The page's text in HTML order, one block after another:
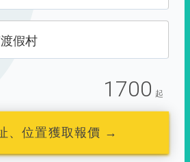
假村
1700 起
、位置獲取報價 →